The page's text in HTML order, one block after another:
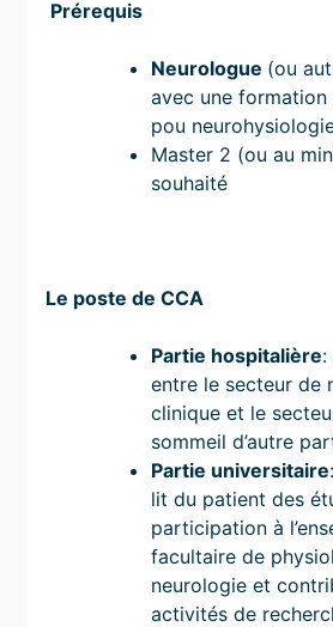
Prérequis
Neurologue (ou
avec une
pou
Master 2 (ou au
souhaité
Le poste de CCA
Partie hospitalière:
entre le secteur de
clinique et le
sommeil d’autre
Partie universitaire
lit du patient des
participation à
facultaire de
neurologie et
activités de